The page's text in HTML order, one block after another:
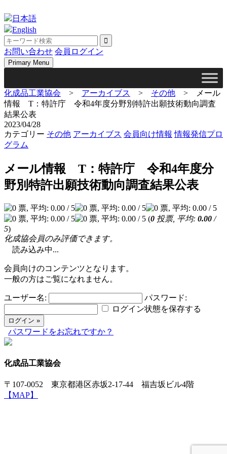
to
content
日本語
English
お問い合わせ 会員ログイン
Primary Menu
化成品工業協会 > アーカイブス > その他 >
メール
情報 T：特許庁 令和4年度分野別特許出願技術動向調査
結果公表
2023/04/28
カテゴリー その他 アーカイブス 会員向け情報 情報発信プロ
グラム
メール情報 T：特許庁 令和4年度分
野別特許出願技術動向調査結果公表
(0 投票, 平均: 0.00 /
5)
化成協会員のみ評価できます。
読み込み中...
会員向けのコンテンツとなります。
一般の方はご覧になれません。
ユーザー名:
パスワード:
ログイン状態を保存する
パスワードをお忘れですか？
化成品工業協会
〒107-0052 東京都港区赤坂2-17-44 福吉坂ビル4階
【MAP】